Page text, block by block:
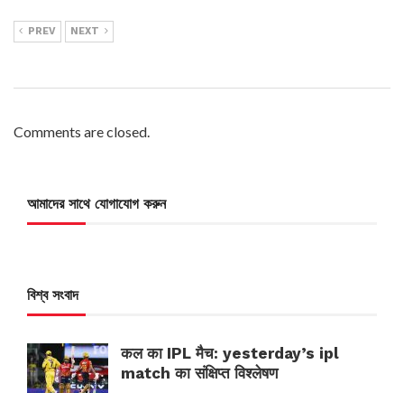
PREV NEXT
Comments are closed.
আমাদের সাথে যোগাযোগ করুন
বিশ্ব সংবাদ
कल का IPL मैच: yesterday’s ipl
match का संक्षिप्त विश्लेषण